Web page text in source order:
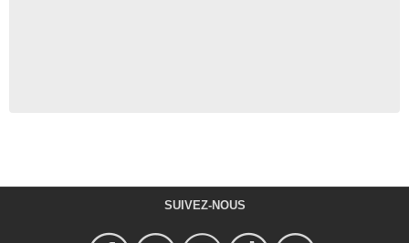
SUIVEZ-NOUS